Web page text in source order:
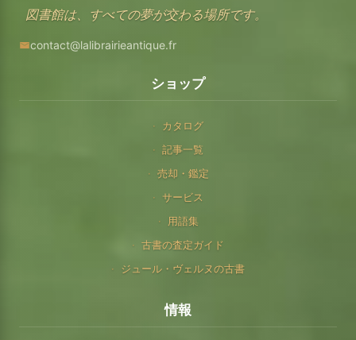
図書館は、すべての夢が交わる場所です。
contact@lalibrairieantique.fr
ショップ
カタログ
記事一覧
売却・鑑定
サービス
用語集
古書の査定ガイド
ジュール・ヴェルヌの古書
情報